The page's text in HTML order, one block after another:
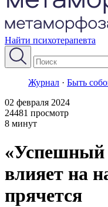
Найти психотерапевта
Журнал · Быть
02 февраля 2024
24481 просмотр
8 минут
«Успешный
влияет на
прячется